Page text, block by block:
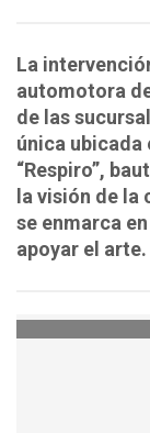
La
automotora
de las
única ubicada
“Respiro”,
la visión de
se enmarca
apoyar el arte.